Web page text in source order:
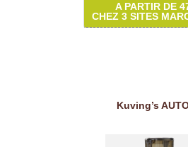
A PARTIR DE
CHEZ 3 SITES
Kuving’s